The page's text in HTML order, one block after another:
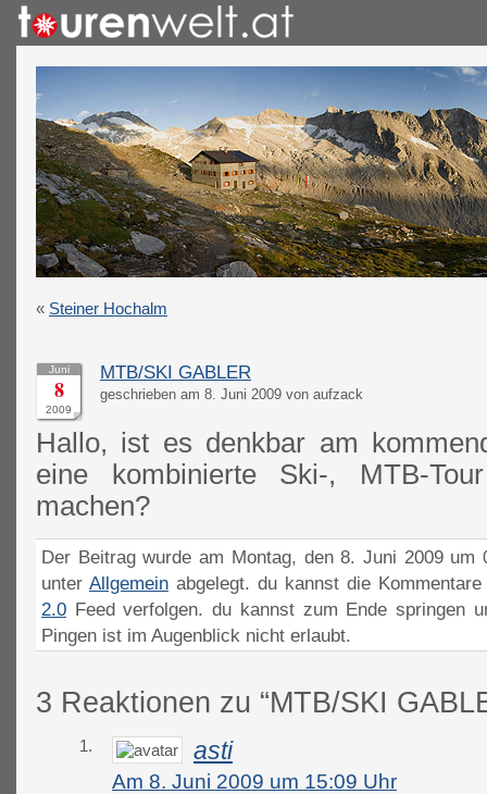
« Steiner Hochalm
Juni
8
2009
MTB/SKI GABLER
geschrieben am 8. Juni 2009 von aufzack
Hallo, ist es denkbar am
eine kombinierte Ski-, MTB-
machen?
Der Beitrag wurde am Montag, den 8. Juni 2009 um
unter Allgemein abgelegt. du kannst die
2.0 Feed verfolgen. du kannst zum Ende springen
Pingen ist im Augenblick nicht erlaubt.
3 Reaktionen zu “MTB/SKI
1. asti
Am 8. Juni 2009 um 15:09 Uhr